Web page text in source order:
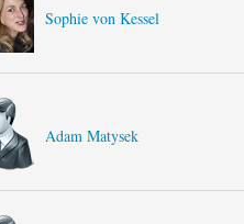
Sophie von Kessel
Adam Matysek